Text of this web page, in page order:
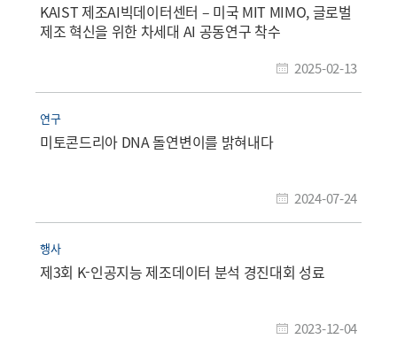
KAIST 제조AI빅데이터센터 – 미국 MIT MIMO, 글로벌
제조 혁신을 위한 차세대 AI 공동연구 착수
2025-02-13
연구
미토콘드리아 DNA 돌연변이를 밝혀내다
2024-07-24
행사
제3회 K-인공지능 제조데이터 분석 경진대회 성료
2023-12-04